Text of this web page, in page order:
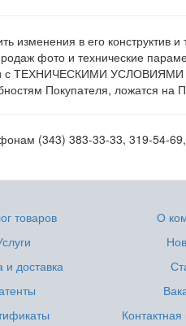
изменения в его
фото и технические
с ТЕХНИЧЕСКИМИ УСЛОВИЯМИ
Покупателя, ложатся на
(343) 383-33-33, 319-54-
товаров
и доставка
О